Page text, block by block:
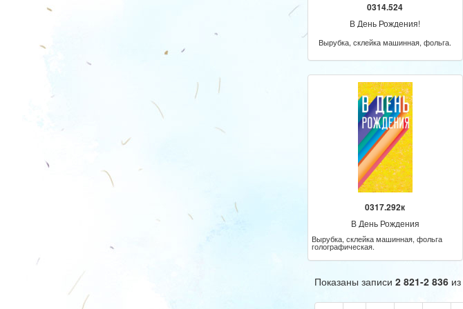
0314.524
В День Рождения!
Вырубка, склейка машинная, фольга.
0317.292к
В День Рождения
Вырубка, склейка машинная, фольга
голографическая.
Показаны записи 2 821-2 836из